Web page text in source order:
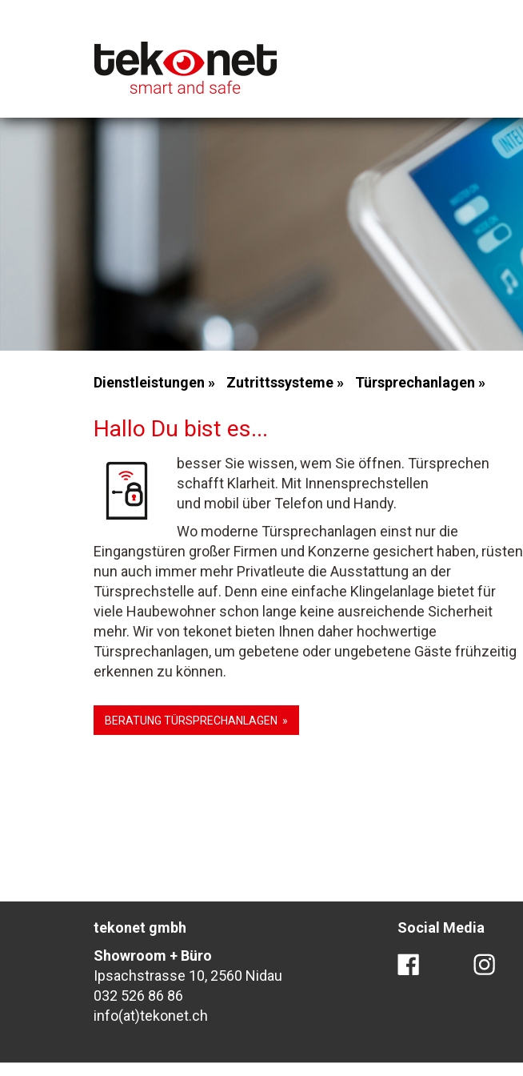
Dienstleistungen » Zutrittssysteme » Türsprechanlagen »
Hallo Du bist es...
besser Sie wissen, wem Sie öffnen. Türsprechen
schafft Klarheit. Mit Innensprechstellen
und mobil über Telefon und Handy.
Wo moderne Türsprechanlagen einst nur die
Eingangstüren großer Firmen und Konzerne gesichert haben, rüsten
nun auch immer mehr Privatleute die Ausstattung an der
Türsprechstelle auf. Denn eine einfache Klingelanlage bietet für
viele Haubewohner schon lange keine ausreichende Sicherheit
mehr. Wir von tekonet bieten Ihnen daher hochwertige
Türsprechanlagen, um gebetene oder ungebetene Gäste frühzeitig
erkennen zu können.
BERATUNG TÜRSPRECHANLAGEN
tekonet gmbh
Showroom + Büro
Ipsachstrasse 10, 2560 Nidau
032 526 86 86
info(at)tekonet.ch
Social Media